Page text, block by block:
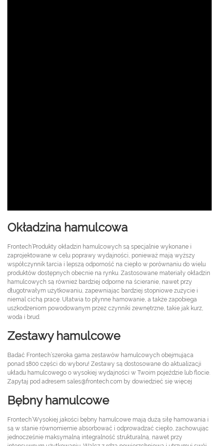
Okładzina hamulcowa
Frontech’Produkty okładzin hamulcowych są specjalnie wykonane i
zaprojektowane w celu poprawy wydajności, ponieważ mają wyższy
współczynnik tarcia i lepszą odporność na ciepło w porównaniu do wielu
produktów dostępnych obecnie na rynku. Zastosowane materiały okładzin
hamulcowych są również bardziej odporne na ścieranie, nawet przy
długotrwałym użytkowaniu, zapewniając bardziej stopniowe zużycie i
niemal cichą pracę. Ułatwia to płynne hamowanie, a także zapobiega
uszkodzeniom powodowanym przez czynniki zewnętrzne, takie jak kurz,
woda i brud.
Zestawy hamulcowe
Badać Frontech’szeroka gama zestawów hamulcowych obejmująca
ponad 1800 części do wyboru! Zestawy są dostosowane do aktualizacji
układu hamulcowego o wysokiej wydajności w Twoim pojeździe lub flocie.
Zapytaj pod adresem sales@frontech.com by dowiedzieć się więcej
Bębny hamulcowe
Frontech’Wysokiej jakości bębny hamulcowe mają dużą siłę hamowania i
są w stanie równomiernie absorbować i odprowadzać ciepło, zachowując
jednocześnie maksymalną integralność strukturalną, nawet przy